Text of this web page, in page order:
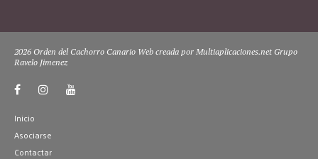
2026 Orden del Cachorro Canario Web creada por Multiaplicaciones.net Grupo
Ravelo Jimenez
Inicio
Asociarse
Contactar